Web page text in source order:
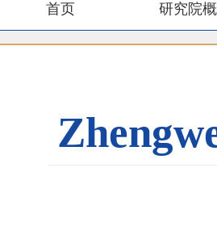
首页 研究院